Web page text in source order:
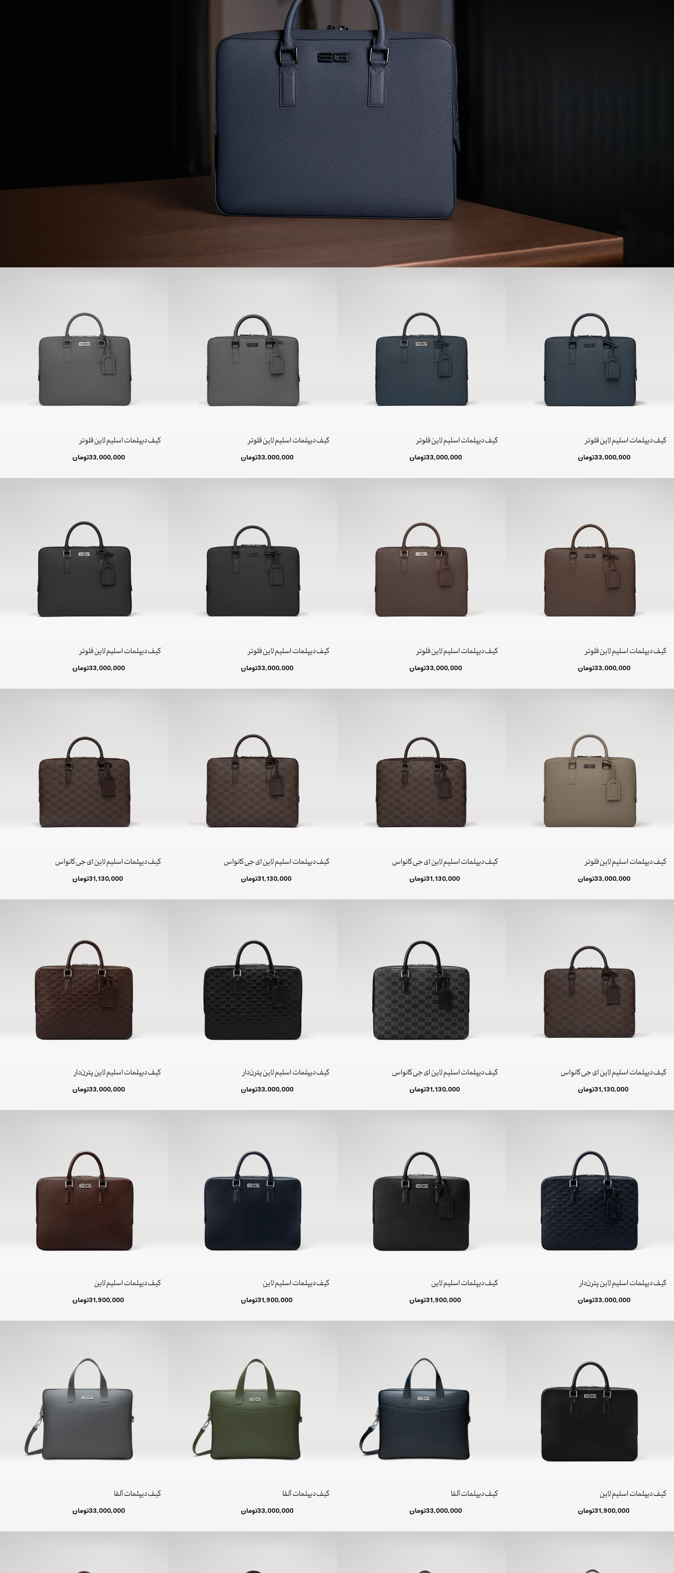
کیف دیپلمات اسلیم لاین فلوتر
33,000,000تومان
کیف دیپلمات اسلیم لاین فلوتر
33,000,000تومان
کیف دیپلمات اسلیم لاین فلوتر
33,000,000تومان
کیف دیپلمات اسلیم لاین فلوتر
33,000,000تومان
کیف دیپلمات اسلیم لاین فلوتر
33,000,000تومان
کیف دیپلمات اسلیم لاین فلوتر
33,000,000تومان
کیف دیپلمات اسلیم لاین فلوتر
33,000,000تومان
کیف دیپلمات اسلیم لاین فلوتر
33,000,000تومان
کیف دیپلمات اسلیم لاین فلوتر
33,000,000تومان
کیف دیپلمات اسلیم لاین ای جی کانواس
31,130,000تومان
کیف دیپلمات اسلیم لاین ای جی کانواس
31,130,000تومان
کیف دیپلمات اسلیم لاین ای جی کانواس
31,130,000تومان
کیف دیپلمات اسلیم لاین ای جی کانواس
31,130,000تومان
کیف دیپلمات اسلیم لاین ای جی کانواس
31,130,000تومان
کیف دیپلمات اسلیم لاین پترن‌دار
33,000,000تومان
کیف دیپلمات اسلیم لاین پترن‌دار
33,000,000تومان
کیف دیپلمات اسلیم لاین پترن‌دار
33,000,000تومان
کیف دیپلمات اسلیم لاین
31,900,000تومان
کیف دیپلمات اسلیم لاین
31,900,000تومان
کیف دیپلمات اسلیم لاین
31,900,000تومان
کیف دیپلمات اسلیم لاین
31,900,000تومان
کیف دیپلمات آلفا
33,000,000تومان
کیف دیپلمات آلفا
33,000,000تومان
کیف دیپلمات آلفا
33,000,000تومان